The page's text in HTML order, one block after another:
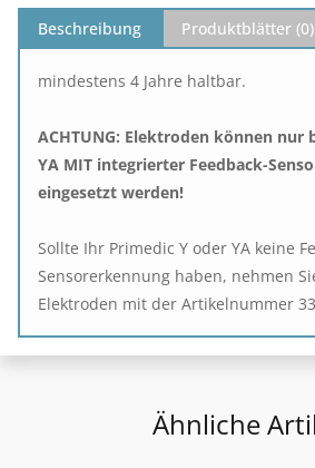
Beschreibung Produktblätter (0)
mindestens 4 Jahre haltbar.
ACHTUNG: Elektroden können nur
YA MIT integrierter Feedback-
eingesetzt werden!
Sollte Ihr Primedic Y oder YA keine
Sensorerkennung haben, nehmen
Elektroden mit der Artikelnummer
Ähnliche